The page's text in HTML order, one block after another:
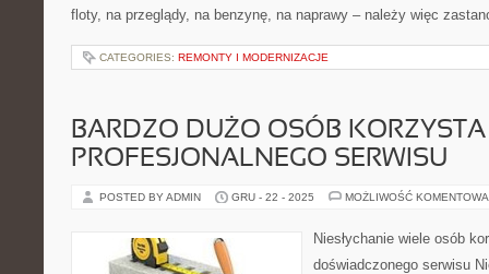
floty, na przeglądy, na benzynę, na naprawy – należy więc
CATEGORIES: REMONTY I MODERNIZACJE
BARDZO DUŻO OSÓB
PROFESJONALNEGO SERWISU
POSTED BY ADMIN GRU - 22 - 2025 MOŻLIWOŚĆ
Niesłychanie wiele osób
doświadczonego serwisu